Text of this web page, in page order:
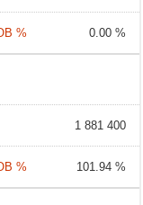
0.00 %
1 881 400
101.94 %